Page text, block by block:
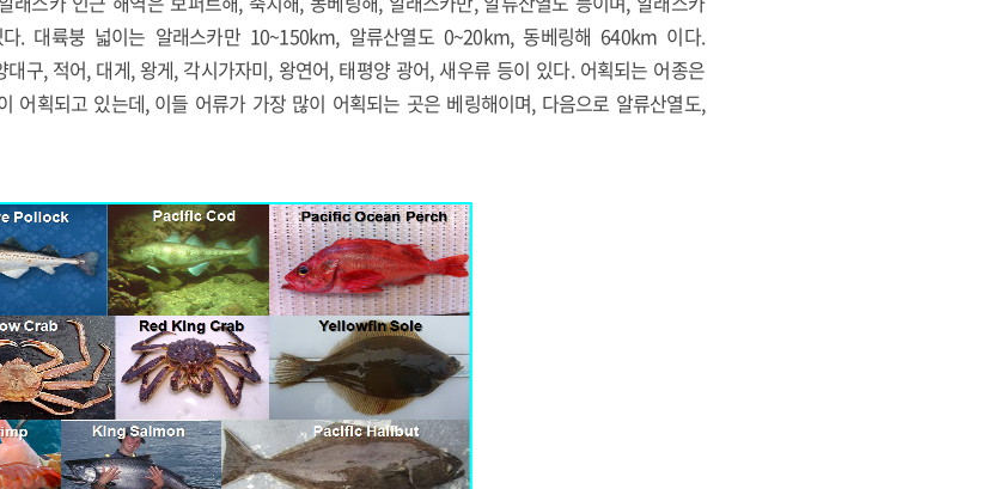
. 대륙붕 넓이는 알래스카만 10~150km, 알류산열도 0~20km, 동베링해 640km 이다.
구, 적어, 대게, 왕게, 각시가자미, 왕연어, 태평양 광어, 새우류 등이 있다. 어획되는 어종은
어획되고 있는데, 이들 어류가 가장 많이 어획되는 곳은 베링해이며, 다음으로 알류산열도,